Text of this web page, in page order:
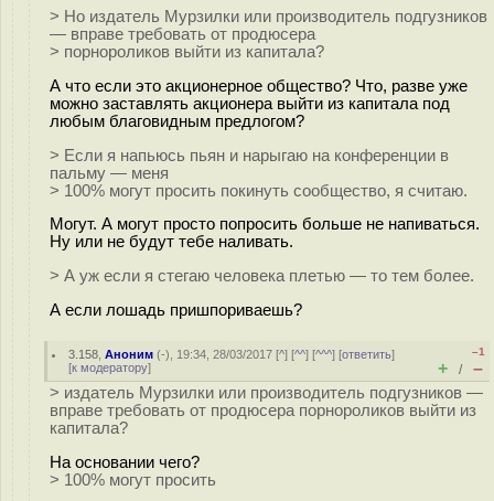
> Но издатель Мурзилки или производитель подгузников
— вправе требовать от продюсера
> порнороликов выйти из капитала?
А что если это акционерное общество? Что, разве уже
можно заставлять акционера выйти из капитала под
любым благовидным предлогом?
> Если я напьюсь пьян и нарыгаю на конференции в
пальму — меня
> 100% могут просить покинуть сообщество, я считаю.
Могут. А могут просто попросить больше не напиваться.
Ну или не будут тебе наливать.
> А уж если я стегаю человека плетью — то тем более.
А если лошадь пришпориваешь?
3.158 ,Аноним (-), 19:34, 28/03/2017 [^] [^^] [^^^] [ответить]
[к модератору]
–1
+ / –
> издатель Мурзилки или производитель подгузников —
вправе требовать от продюсера порнороликов выйти из
капитала?
На основании чего?
> 100% могут просить